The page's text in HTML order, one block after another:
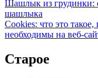
Шашлык из грудинки:
шашлыка
Cookies: что это
необходимы на веб-
Старое